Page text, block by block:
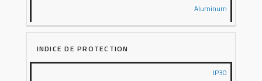
Aluminum
INDICE DE PROTECTION
IP30